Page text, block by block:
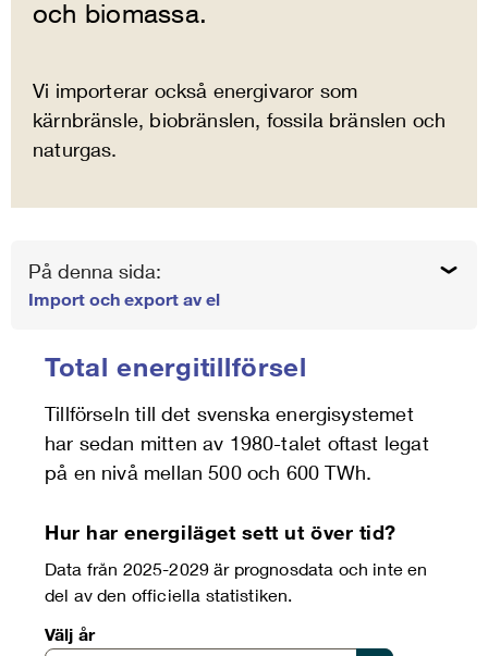
och biomassa.
Vi importerar också energivaror som
kärnbränsle, biobränslen, fossila bränslen och
naturgas.
På denna sida:
Import och export av el
Total energitillförsel
Tillförseln till det svenska energisystemet
har sedan mitten av 1980-talet oftast legat
på en nivå mellan 500 och 600 TWh.
Hur har energiläget sett ut över tid?
Data från 2025-2029 är prognosdata och inte en
del av den officiella statistiken.
Välj år